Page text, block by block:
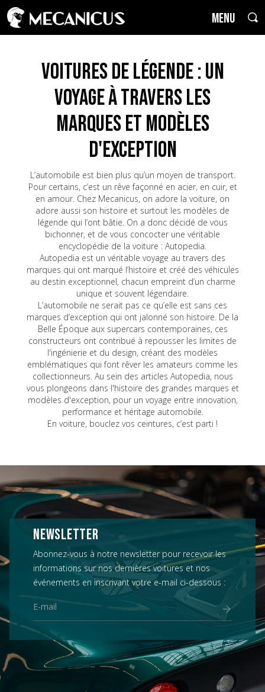
MENU
Voitures de Légende : un
voyage à travers les
marques et modèles
d'exception
L’automobile est bien plus qu’un moyen de transport.
Pour certains, c’est un rêve façonné en acier, en cuir, et
en amour. Chez Mecanicus, on adore la voiture, on
adore aussi son histoire et surtout les modèles de
légende qui l’ont bâtie. On a donc décidé de vous
bichonner, et de vous concocter une véritable
encyclopédie de la voiture : Autopedia.
Autopedia est un véritable voyage au travers des
marques qui ont marqué l’histoire et créé des véhicules
au destin exceptionnel, chacun empreint d’un charme
unique et souvent légendaire.
L’automobile ne serait pas ce qu’elle est sans ces
marques d’exception qui ont jalonné son histoire. De la
Belle Époque aux supercars contemporaines, ces
constructeurs ont contribué à repousser les limites de
l'ingénierie et du design, créant des modèles
emblématiques qui font rêver les amateurs comme les
collectionneurs. Au sein des articles Autopedia, nous
vous plongeons dans l'histoire des grandes marques et
modèles d'exception, pour un voyage entre innovation,
performance et héritage automobile.
En voiture, bouclez vos ceintures, c’est parti !
NEWSLETTER
Abonnez-vous à notre newsletter pour recevoir les
informations sur nos dernières voitures et nos
événements en inscrivant votre e-mail ci-dessous :